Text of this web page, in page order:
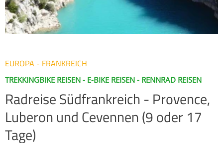
EUROPA - FRANKREICH
TREKKINGBIKE REISEN - E-BIKE REISEN - RENNRAD REISEN
Radreise Südfrankreich - Provence,
Luberon und Cevennen (9 oder 17
Tage)